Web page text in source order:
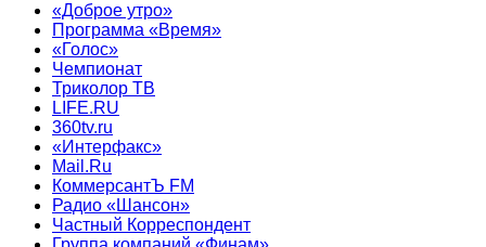
«Доброе утро»
Программа «Время»
«Голос»
Чемпионат
Триколор ТВ
LIFE.RU
360tv.ru
«Интерфакс»
Mail.Ru
КоммерсантЪ FM
Радио «Шансон»
Частный Корреспондент